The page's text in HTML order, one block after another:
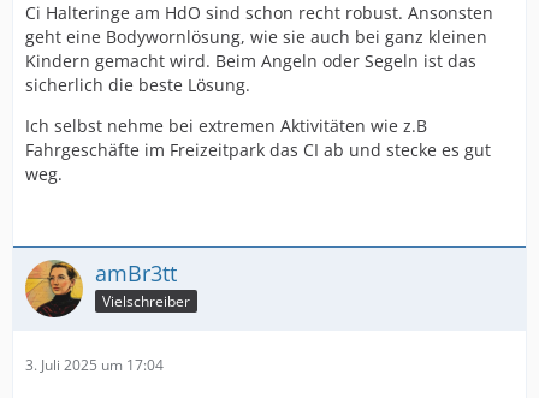
Ci Halteringe am HdO sind schon recht robust. Ansonsten
geht eine Bodywornlösung, wie sie auch bei ganz kleinen
Kindern gemacht wird. Beim Angeln oder Segeln ist das
sicherlich die beste Lösung.
Ich selbst nehme bei extremen Aktivitäten wie z.B
Fahrgeschäfte im Freizeitpark das CI ab und stecke es gut
weg.
amBr3tt
Vielschreiber
3. Juli 2025 um 17:04